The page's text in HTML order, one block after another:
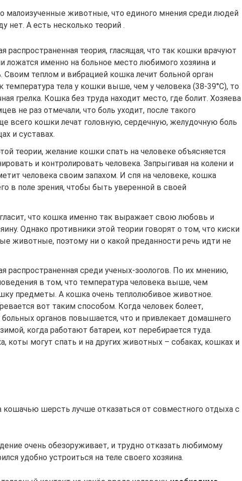
малоизученные животные, что единого мнения среди людей
нет. А есть несколько теорий .
распространенная теория, гласящая, что так кошки врачуют
ложатся именно на больное место любимого хозяина и
Своим теплом и вибрацией кошка лечит больной орган
температура тела у кошки выше, чем у человека (38-39°C), то
грелка. Кошка без труда находит место, где болит. Хозяева
не раз отмечали, что боль уходит, после такого
всего кошки лечат головную, сердечную, желудочную боль
и суставах.
теории, желание кошки спать на человеке объясняется
и контролировать человека. Запрыгивая на колени и
человека своим запахом. И спя на человеке, кошка
в поле зрения, чтобы быть уверенной в своей
что кошка именно так выражает свою любовь и
Однако противники этой теории говорят о том, что киски
животные, поэтому ни о какой преданности речь идти не
распространенная среди ученых-зоологов. По их мнению,
в том, что температура человека выше, чем
предметы. А кошка очень теплолюбивое животное.
вот таким способом. Когда человек болеет,
больных органов повышается, что и привлекает домашнего
когда работают батареи, кот перебирается туда.
коты могут спать и на других животных – собаках, кошках и
кошачью шерсть лучше отказаться от совместного отдыха с
очень обезоруживает, и трудно отказать любимому
удобно устроиться на теле своего хозяина.